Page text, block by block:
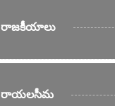
రాజకీయాలు
రాయలసీమ